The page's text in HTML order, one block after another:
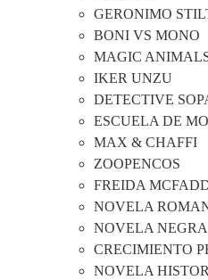
GERONIMO
BONI VS MONO
MAGIC
IKER UNZU
DETECTIVE
ESCUELA DE
MAX & CHAFFI
ZOOPENCOS
FREIDA
NOVELA
NOVELA NEGRA
CRECIMIENTO
NOVELA